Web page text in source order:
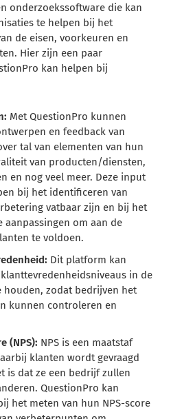
onderzoekssoftware die kan
te helpen bij het
de eisen, voorkeuren en
Hier zijn een paar
kan helpen bij
Met QuestionPro kunnen
en feedback van
tal van elementen van hun
van producten/diensten,
en nog veel meer. Deze input
bij het identificeren van
vatbaar zijn en bij het
aanpassingen om aan de
te voldoen.
Dit platform kan
in de
zodat bedrijven het
kunnen controleren en
(NPS): NPS is een maatstaf
klanten wordt gevraagd
is dat ze een bedrijf zullen
QuestionPro kan
het meten van hun NPS-score